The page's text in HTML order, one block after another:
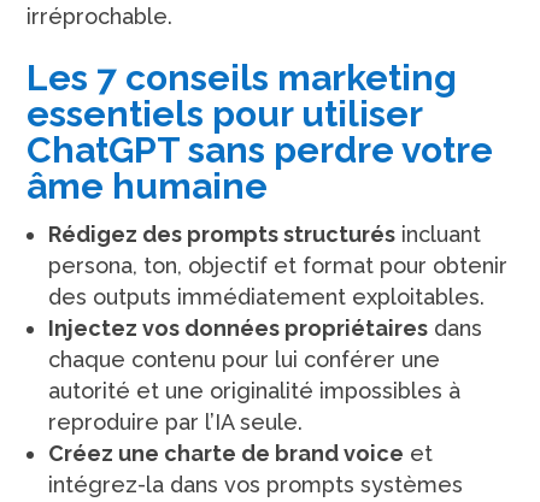
irréprochable.
Les 7 conseils marketing
essentiels pour utiliser
ChatGPT sans perdre votre
âme humaine
Rédigez des prompts structurés incluant
persona, ton, objectif et format pour obtenir
des outputs immédiatement exploitables.
Injectez vos données propriétaires dans
chaque contenu pour lui conférer une
autorité et une originalité impossibles à
reproduire par l’IA seule.
Créez une charte de brand voice et
intégrez-la dans vos prompts systèmes